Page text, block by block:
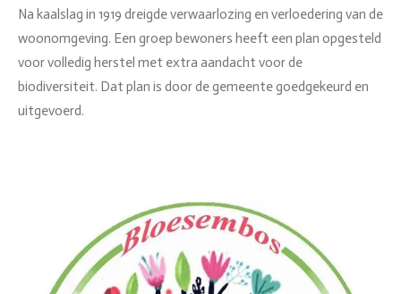
Na kaalslag in 1919 dreigde verwaarlozing en verloedering van de
woonomgeving. Een groep bewoners heeft een plan opgesteld
voor volledig herstel met extra aandacht voor de
biodiversiteit. Dat plan is door de gemeente goedgekeurd en
uitgevoerd.